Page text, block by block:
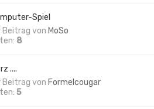
Spiel
von MoSo
8
....
von Formelcougar
5